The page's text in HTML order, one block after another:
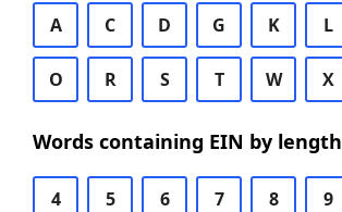
A C D G K L
O R S T W X
Words containing EIN by length
4 5 6 7 8 9